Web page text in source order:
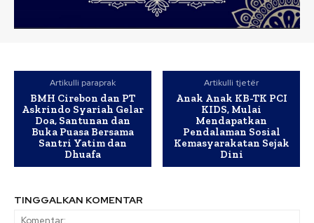
Artikulli paraprak
BMH Cirebon dan PT
Askrindo Syariah Gelar
Doa, Santunan dan
Buka Puasa Bersama
Santri Yatim dan
Dhuafa
Artikulli tjetër
Anak Anak KB-TK PCI
KIDS, Mulai
Mendapatkan
Pendalaman Sosial
Kemasyarakatan Sejak
Dini
TINGGALKAN KOMENTAR